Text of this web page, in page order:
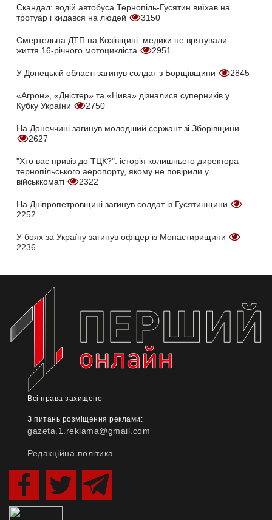
Скандал: водій автобуса Тернопіль-Гусятин виїхав на
тротуар і кидався на людей
3150
Смертельна ДТП на Козівщині: медики не врятували
життя 16-річного мотоцикліста
2951
У Донецькій області загинув солдат з Борщівщини 2845
«Агрон», «Дністер» та «Нива» дізналися суперників у
Кубку України
2750
На Донеччині загинув молодший сержант зі Зборівщини
2627
"Хто вас привіз до ТЦК?": історія колишнього директора
тернопільського аеропорту, якому не повірили у
військкоматі
2322
На Дніпропетровщині загинув солдат із Гусятинщини
2252
У боях за Україну загинув офіцер із Монастирищини
2236
Всі права захищено
З питань розміщення реклами:
gazeta.1.reklama@gmail.com
Редакційна політика